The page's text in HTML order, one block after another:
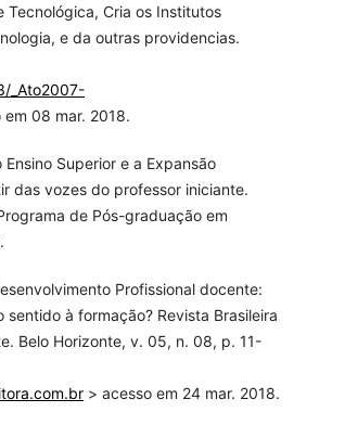
Tecnológica, Cria os Institutos
e da outras providencias.
_Ato2007-
em 08 mar. 2018.
Superior e a Expansão
das vozes do professor iniciante.
de Pós-graduação em
Profissional docente:
sentido à formação? Revista Brasileira
Belo Horizonte, v. 05, n. 08, p. 11-
> acesso em 24 mar. 2018.